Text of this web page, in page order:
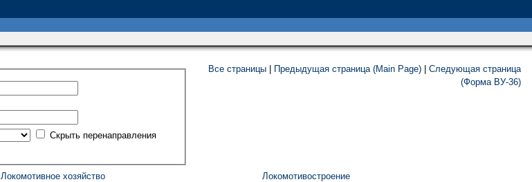
Скрыть перенаправления
Все страницы Предыдущая страница (Main Page)
Следующая страница
(Форма ВУ-36)
Локомотивное хозяйство
Локомотивостроение